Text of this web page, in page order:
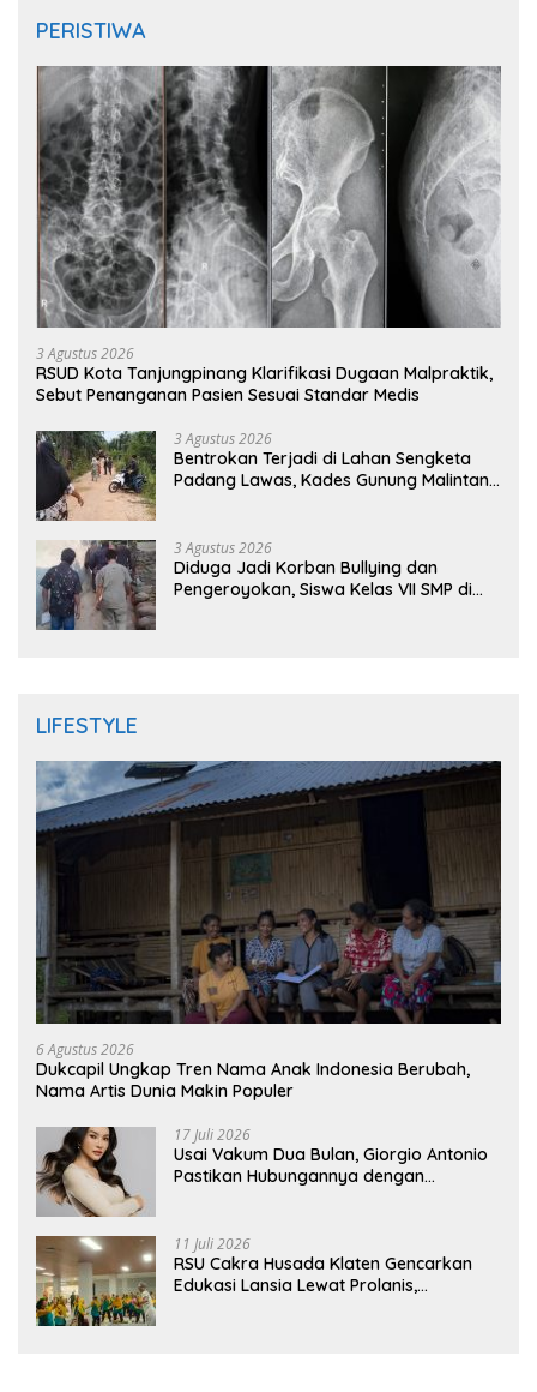
PERISTIWA
3 Agustus 2026
RSUD Kota Tanjungpinang Klarifikasi Dugaan Malpraktik,
Sebut Penanganan Pasien Sesuai Standar Medis
3 Agustus 2026
Bentrokan Terjadi di Lahan Sengketa
Padang Lawas, Kades Gunung Malintang
3 Agustus 2026
Diduga Jadi Korban Bullying dan
Pengeroyokan, Siswa Kelas VII SMP di
LIFESTYLE
6 Agustus 2026
Dukcapil Ungkap Tren Nama Anak Indonesia Berubah,
Nama Artis Dunia Makin Populer
17 Juli 2026
Usai Vakum Dua Bulan, Giorgio Antonio
Pastikan Hubungannya dengan
11 Juli 2026
RSU Cakra Husada Klaten Gencarkan
Edukasi Lansia Lewat Prolanis,